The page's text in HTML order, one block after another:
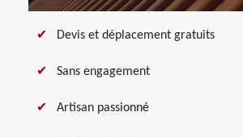
Devis et déplacement gratuits
Sans engagement
Artisan passionné